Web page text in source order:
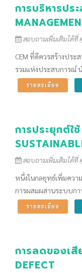
การบริหารปร
สอบถามเพิ่มเติมได้
CEM ที่ดีควรสร้างปร
รวมแห่งประสบการณ์
รายละเอียด
การประยุกต์ใ
สอบถามเพิ่มเติมได้
หนึ่งในกลยุทธ์เพิ่มควา
การผสมผสานระบบกา
รายละเอียด
การลดของเสี
DEFECT